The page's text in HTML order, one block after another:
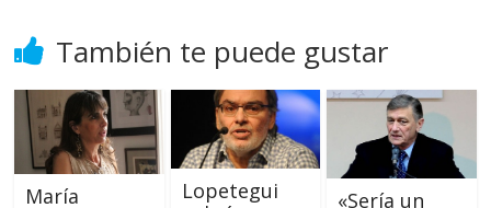
También te puede gustar
María
Lopetegui
«Sería un